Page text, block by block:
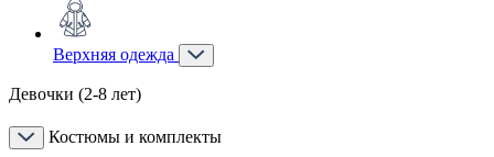
Верхняя одежда
Девочки (2-8 лет)
Костюмы и комплекты